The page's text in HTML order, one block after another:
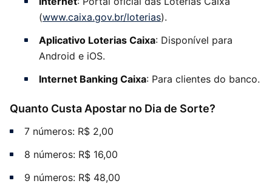
(www.caixa.gov.br/loterias).
Aplicativo Loterias Caixa: Disponível para
Android e iOS.
Internet Banking Caixa: Para clientes do banco.
Quanto Custa Apostar no Dia de Sorte?
7 números: R$ 2,00
8 números: R$ 16,00
9 números: R$ 48,00